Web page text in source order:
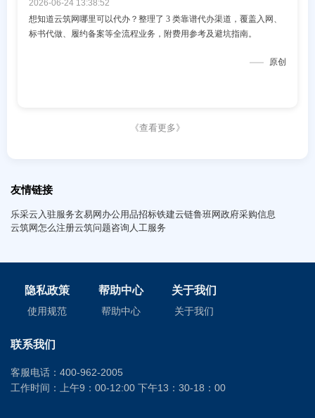
2026-06-24 13:38:52
想知道云筑网哪里可以代办？整理了 3 类靠谱代办渠道，覆盖入网、
标书代做、履约备案等全流程业务，附费用参考及避坑指南。
原创
《查看更多》
友情链接
乐采云入驻服务玄易网 办公用品招标铁建云链鲁班网政府采购信息
云筑网怎么注册云筑问题咨询人工服务
隐私政策
使用规范
帮助中心
帮助中心
关于我们
关于我们
联系我们
客服电话：400-962-2005
工作时间：上午9：00-12:00 下午13：30-18：00